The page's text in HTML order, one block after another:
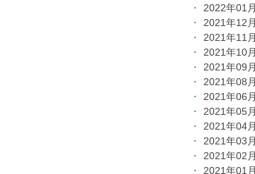
2022年01月
2021年12月
2021年11月
2021年10月
2021年09月
2021年08月
2021年06月
2021年05月
2021年04月
2021年03月
2021年02月
2021年01月